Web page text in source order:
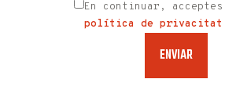
En continuar,
política de privacitat